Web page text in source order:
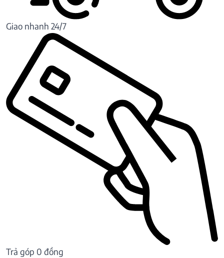
Giao nhanh 24/7
Trả góp 0 đồng